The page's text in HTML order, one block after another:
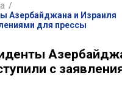
/
Азербайджана и Израиля
для прессы
с